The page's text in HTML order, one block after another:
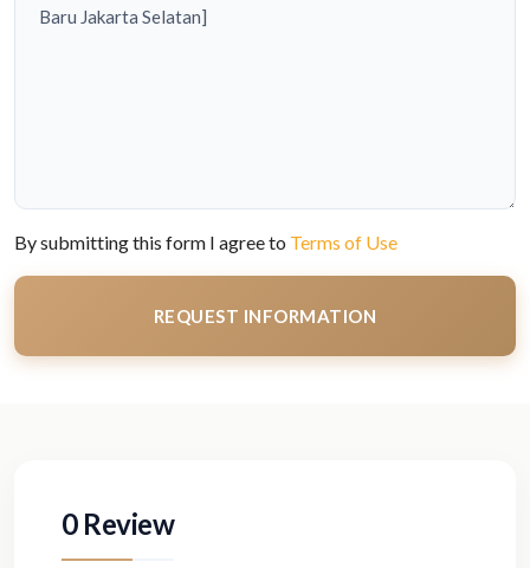
By submitting this form I agree to Terms of Use
REQUEST INFORMATION
0 Review